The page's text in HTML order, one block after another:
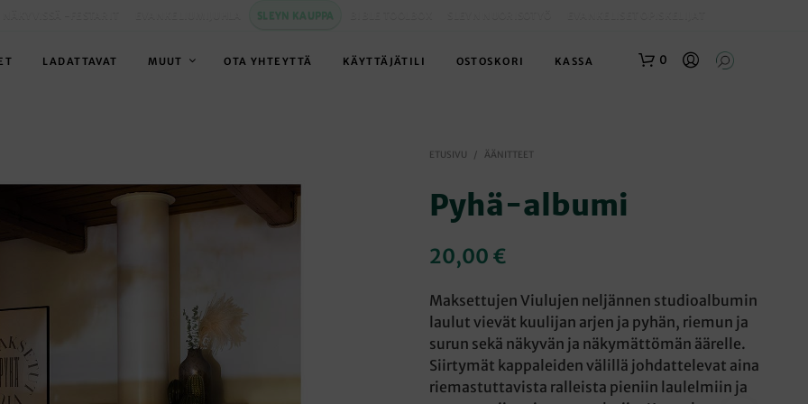
SLEYN KAUPPA
LADATTAVAT MUUT OTA YHTEYTTÄ KÄYTTÄJÄTILI OSTOSKORI KASSA 0
S
T
O
S
K
R
ETUSIVU / ÄÄNITTEET
Pyhä-albumi
20,00 €
Maksettujen Viulujen neljännen studioalbumin
laulut vievät kuulijan arjen ja pyhän, riemun ja
surun sekä näkyvän ja näkymättömän äärelle.
Siirtymät kappaleiden välillä johdattelevat aina
riemastuttavista ralleista pieniin laulelmiin ja